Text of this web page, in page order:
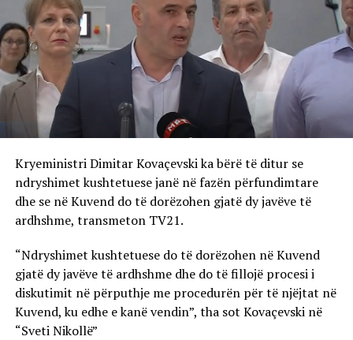
Kryeministri Dimitar Kovaçevski ka bërë të ditur se
ndryshimet kushtetuese janë në fazën përfundimtare
dhe se në Kuvend do të dorëzohen gjatë dy javëve të
ardhshme, transmeton TV21.
“Ndryshimet kushtetuese do të dorëzohen në Kuvend
gjatë dy javëve të ardhshme dhe do të fillojë procesi i
diskutimit në përputhje me procedurën për të njëjtat në
Kuvend, ku edhe e kanë vendin”, tha sot Kovaçevski në
“Sveti Nikollë”